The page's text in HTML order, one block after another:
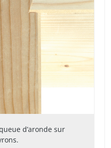
d’aronde sur